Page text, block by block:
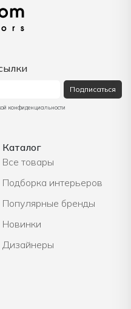
Каталог
Все товары
Подборка интерьеров
Популярные бренды
Новинки
Дизайнеры
Подписаться
конфиденциальности